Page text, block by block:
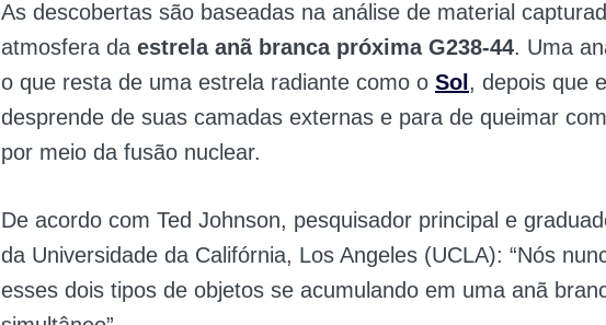
As descobertas são baseadas na análise de material
atmosfera da estrela anã branca próxima G238-44. Uma
o que resta de uma estrela radiante como o Sol , depois que
desprende de suas camadas externas e para de queimar
por meio da fusão nuclear.
De acordo com Ted Johnson, pesquisador principal e
da Universidade da Califórnia, Los Angeles (UCLA): “Nós
esses dois tipos de objetos se acumulando em uma anã